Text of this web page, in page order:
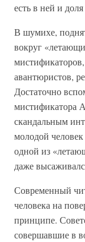
есть в ней и
В шумихе,
вокруг
авантюристов,
Достаточно
мистификатора
скандальным
молодой человек
одной из
даже
Современный
человека на
принципе.
совершавшие в